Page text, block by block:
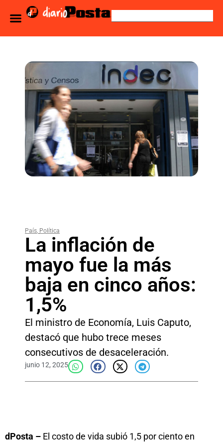
País, Política
La inflación de
mayo fue la más
baja en cinco años:
1,5%
El ministro de Economía, Luis Caputo,
destacó que hubo trece meses
consecutivos de desaceleración.
junio 12, 2025
dPosta – El costo de vida subió 1,5 por ciento en